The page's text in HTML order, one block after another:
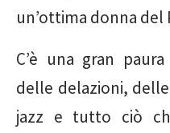
un’ottima donna del
C’è una gran
delle delazioni,
jazz e tutto ciò